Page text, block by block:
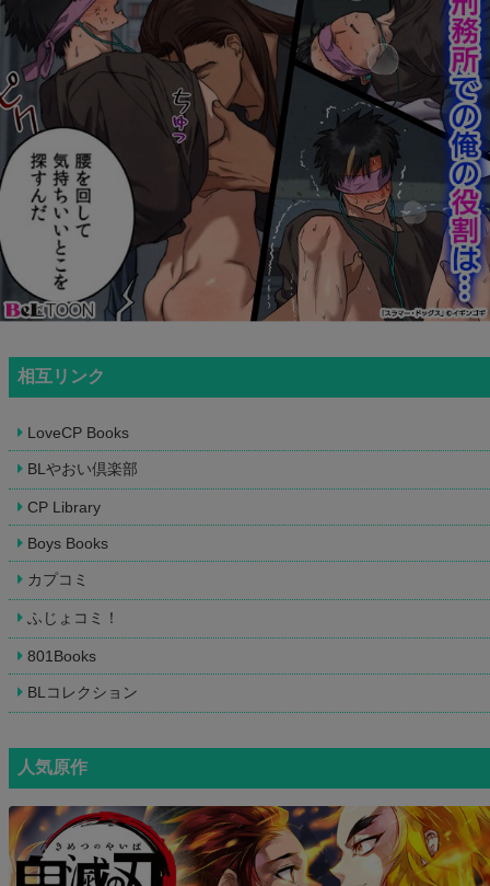
相互リンク
LoveCP Books
BLやおい倶楽部
CP Library
Boys Books
カプコミ
ふじょコミ！
801Books
BLコレクション
人気原作